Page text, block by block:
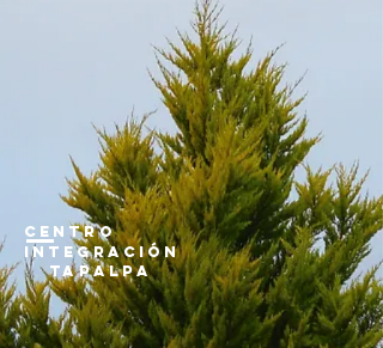
CEntro
Integración
tapalpa